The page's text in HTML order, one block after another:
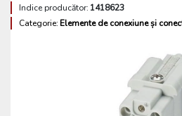
Indice producător: 1418623
Categorie:Elemente de conexiune și